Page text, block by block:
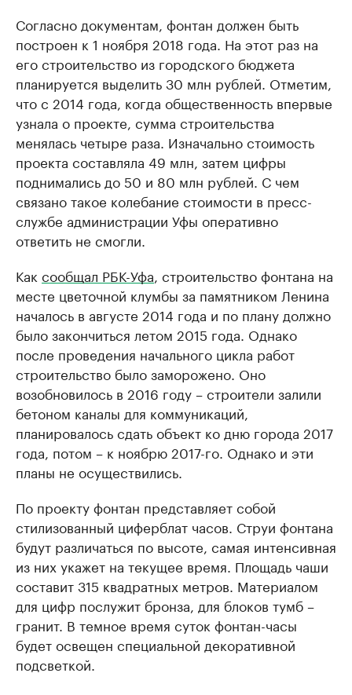
Согласно документам, фонтан должен быть
построен к 1 ноября 2018 года. На этот раз на
его строительство из городского бюджета
планируется выделить 30 млн рублей. Отметим,
что с 2014 года, когда общественность впервые
узнала о проекте, сумма строительства
менялась четыре раза. Изначально стоимость
проекта составляла 49 млн, затем цифры
поднимались до 50 и 80 млн рублей. С чем
связано такое колебание стоимости в пресс-
службе администрации Уфы оперативно
ответить не смогли.
Как сообщал РБК-Уфа, строительство фонтана на
месте цветочной клумбы за памятником Ленина
началось в августе 2014 года и по плану должно
было закончиться летом 2015 года. Однако
после проведения начального цикла работ
строительство было заморожено. Оно
возобновилось в 2016 году – строители залили
бетоном каналы для коммуникаций,
планировалось сдать объект ко дню города 2017
года, потом – к ноябрю 2017-го. Однако и эти
планы не осуществились.
По проекту фонтан представляет собой
стилизованный циферблат часов. Струи фонтана
будут различаться по высоте, самая интенсивная
из них укажет на текущее время. Площадь чаши
составит 315 квадратных метров. Материалом
для цифр послужит бронза, для блоков тумб –
гранит. В темное время суток фонтан-часы
будет освещен специальной декоративной
подсветкой.